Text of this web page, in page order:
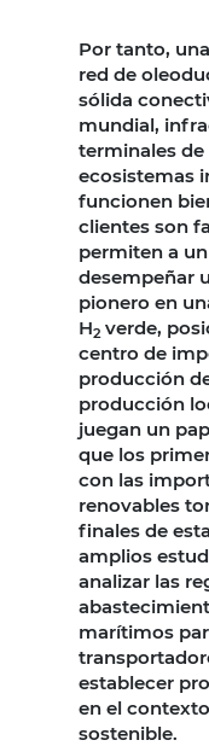
Por tanto,
red de
sólida
mundial,
terminales
ecosistemas
funcionen
clientes son
permiten a
desempeñar
pionero en
H2 verde,
centro de
producción
producción
juegan un
que los
con las
renovables
finales de
amplios
analizar las
marítimos
establecer
en el
sostenible.